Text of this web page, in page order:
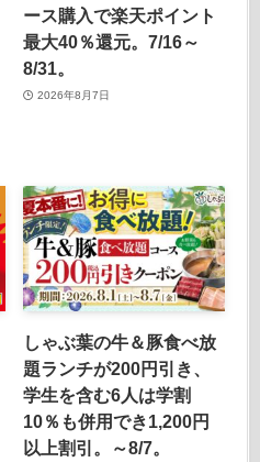
ース購入で楽天ポイント
最大40％還元。7/16～
8/31。
2026年8月7日
しゃぶ葉の牛＆豚食べ放
題ランチが200円引き、
学生を含む6人は学割
10％も併用でき1,200円
以上割引。～8/7。